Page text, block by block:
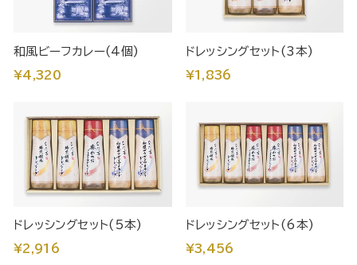
和風ビーフカレー(4個)
¥4,320
ドレッシングセット(3本)
¥1,836
ドレッシングセット(5本)
¥2,916
ドレッシングセット(6本)
¥3,456